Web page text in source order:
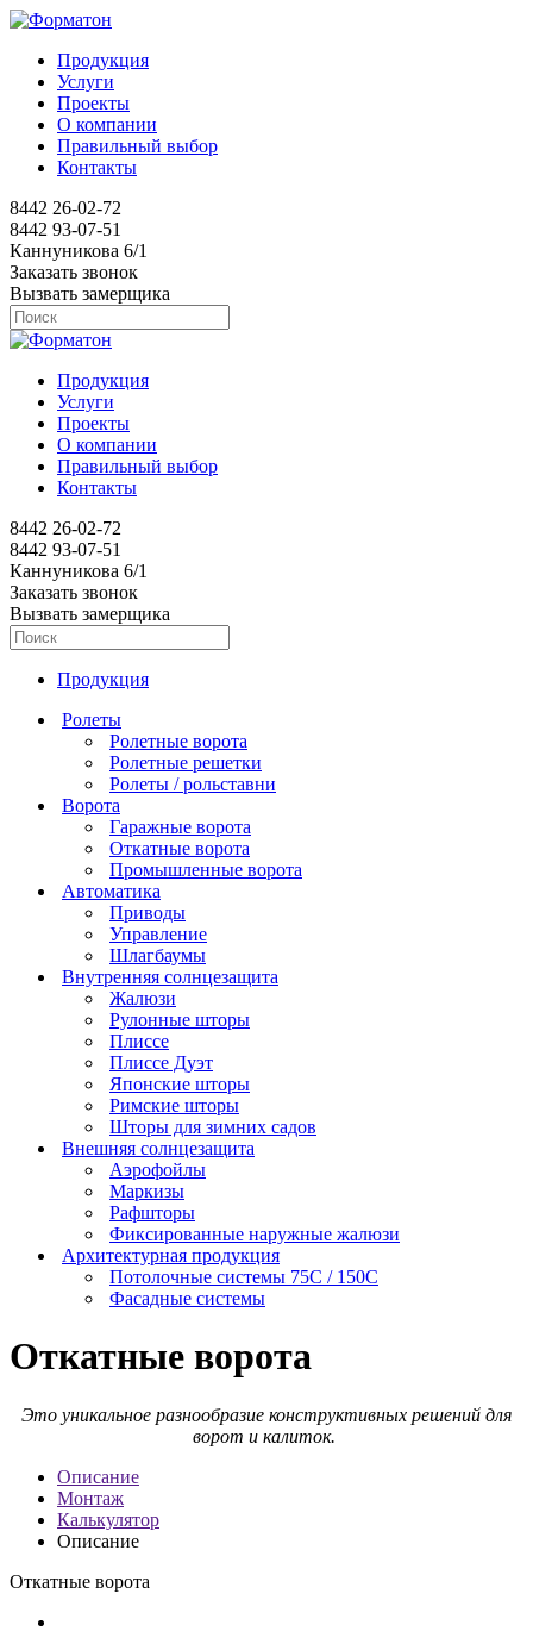
Продукция
Услуги
Проекты
О компании
Правильный выбор
Контакты
8442 26-02-72
8442 93-07-51
Каннуникова 6/1
Заказать звонок
Вызвать замерщика
Продукция
Услуги
Проекты
О компании
Правильный выбор
Контакты
8442 26-02-72
8442 93-07-51
Каннуникова 6/1
Заказать звонок
Вызвать замерщика
Продукция
Ролетные решетки
Ролеты / рольставни
Ворота
Гаражные ворота
Откатные ворота
Промышленные ворота
Автоматика
Приводы
Управление
Внутренняя солнцезащита
Жалюзи
Плиссе
Плиссе Дуэт
Японские шторы
Римские шторы
Шторы для зимних садов
Внешняя солнцезащита
Маркизы
Рафшторы
Фиксированные наружные жалюзи
Архитектурная продукция
Потолочные системы 75С / 150С
Фасадные системы
Ролеты
Ролетные ворота
Ролетные решетки
Ролеты / рольставни
Ворота
Гаражные ворота
Откатные ворота
Промышленные ворота
Автоматика
Приводы
Управление
Шлагбаумы
Внутренняя солнцезащита
Жалюзи
Рулонные шторы
Плиссе
Плиссе Дуэт
Японские шторы
Римские шторы
Шторы для зимних садов
Внешняя солнцезащита
Аэрофойлы
Маркизы
Рафшторы
Фиксированные наружные жалюзи
Архитектурная продукция
Потолочные системы 75С / 150С
Фасадные системы
Откатные ворота
Это уникальное разнообразие конструктивных решений для
ворот и калиток.
Описание
Монтаж
Калькулятор
Описание
Откатные ворота